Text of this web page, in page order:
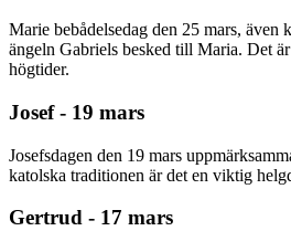
Marie bebådelsedag den 25 mars,
ängeln Gabriels besked till Maria. Det
högtider.
Josef - 19 mars
Josefsdagen den 19 mars
katolska traditionen är det en viktig
Gertrud - 17 mars